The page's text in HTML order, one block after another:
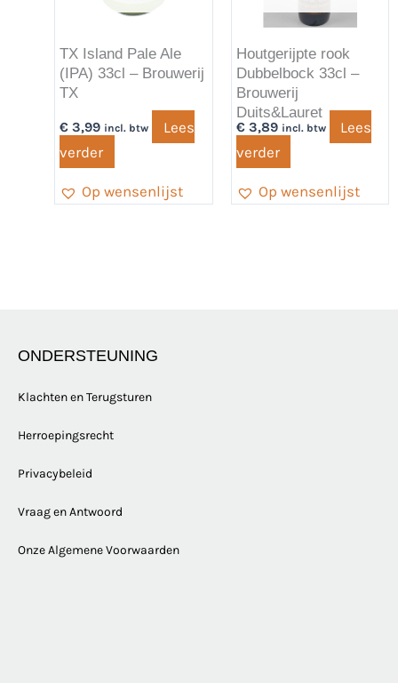
TX Island Pale Ale
(IPA) 33cl – Brouwerij
TX
€ 3,99 incl. btw
Lees
verder
Op wensenlijst
Houtgerijpte rook
Dubbelbock 33cl –
Brouwerij
Duits&Lauret
€3,89 incl. btw
Lees
verder
Op wensenlijst
ONDERSTEUNING
Klachten en Terugsturen
Herroepingsrecht
Privacybeleid
Vraag en Antwoord
Onze Algemene Voorwaarden